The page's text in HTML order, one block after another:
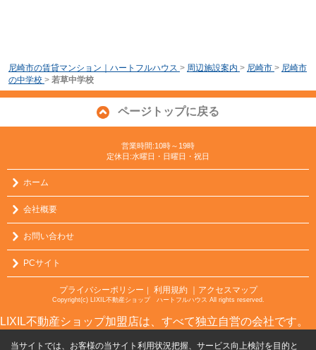
尼崎市の賃貸マンション｜ハートフルハウス > 周辺施設案内 > 尼崎市 > 尼崎市
の中学校 > 若草中学校
ページトップに戻る
営業時間:10時～19時
定休日:水曜日・日曜日・祝日
ホーム
会社概要
お問い合わせ
PCサイト
プライバシーポリシー ｜ 利用規約 ｜アクセスマップ
Copyright(c) LIXIL不動産ショップ ハートフルハウス All rights reserved.
LIXIL不動産ショップ加盟店は、すべて独立自営の会社です。
当サイトでは、お客様の当サイト利用状況把握、サービス向上検討を目的と